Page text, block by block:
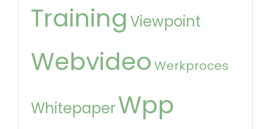
Training Viewpoint
Webvideo Werkproces
WhitepaperWpp